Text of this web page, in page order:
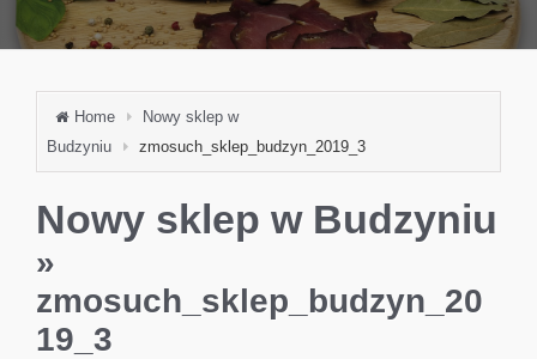
Home
Nowy sklep w
Budzyniu
zmosuch_sklep_budzyn_2019_3
Nowy sklep w Budzyniu
»
zmosuch_sklep_budzyn_20
19_3